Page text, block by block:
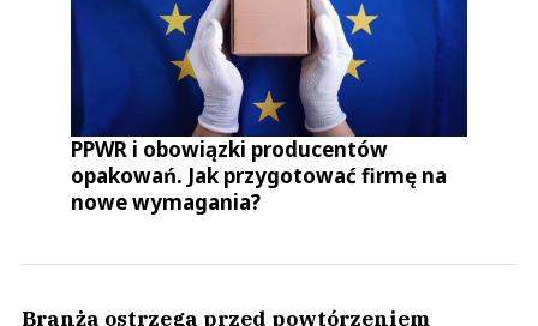
PPWR i obowiązki producentów
opakowań. Jak przygotować firmę na
nowe wymagania?
Branża ostrzega przed powtórzeniem